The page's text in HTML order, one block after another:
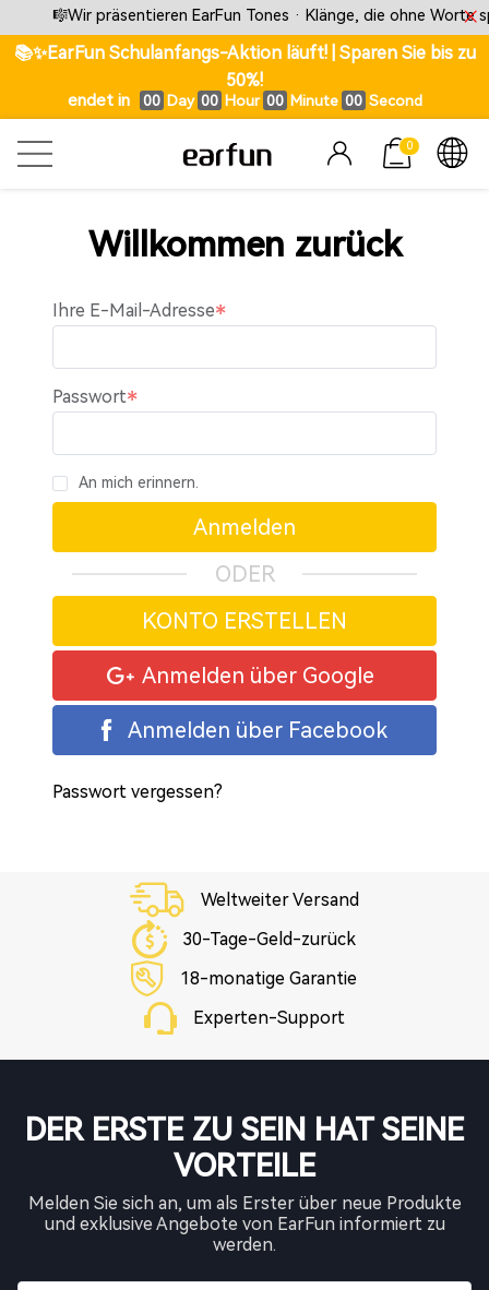
🎼Wir präsentieren EarFun Tones · Klänge, die ohne Worte
📚✨EarFun Schulanfangs-Aktion läuft! | Sparen Sie bis zu
50%!
endet in 00 Day 00 Hour 00 Minute 00 Second
0
Willkommen zurück
Ihre E-Mail-Adresse
Passwort
An mich erinnern.
Anmelden
ODER
KONTO ERSTELLEN
Anmelden über Google
Anmelden über Facebook
Passwort vergessen?
Weltweiter Versand
30-Tage-Geld-zurück
18-monatige Garantie
Experten-Support
DER ERSTE ZU SEIN HAT SEINE
VORTEILE
Melden Sie sich an, um als Erster über neue Produkte
und exklusive Angebote von EarFun informiert zu
werden.